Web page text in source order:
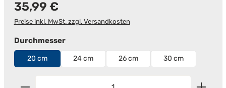
35,99 €
Preise inkl. MwSt. zzgl. Versandkosten
Durchmesserauswählen
20 cm 24 cm 26 cm 30 cm
Produkt Anzahl: Gib den gewünschten Wert ein